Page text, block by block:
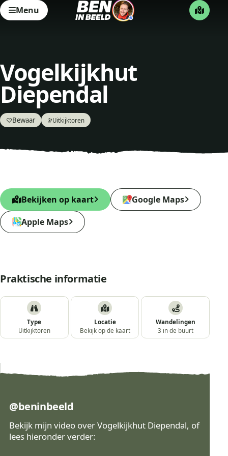
Menu
Vogelkijkhut
Diependal
♡Bewaar 🔭Uitkijktoren
Bekijken op kaart
Google Maps
Apple Maps
Praktische informatie
Type
Uitkijktoren
Locatie
Bekijk op de kaart
Wandelingen
3 in de buurt
@beninbeeld
Bekijk mijn video over Vogelkijkhut Diependal, of
lees hieronder verder: